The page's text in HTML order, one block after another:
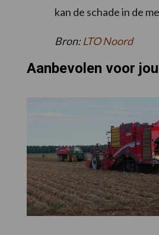
kan de schade in de
Bron:LTO Noord
Aanbevolen voor